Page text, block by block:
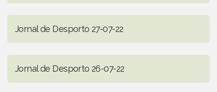
Jornal de Desporto 27-07-22
Jornal de Desporto 26-07-22